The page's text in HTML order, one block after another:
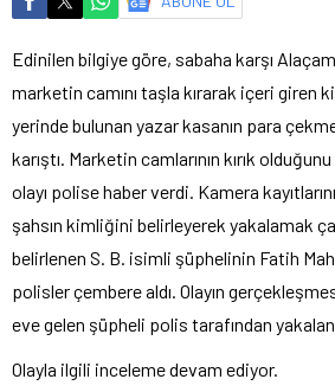
Edinilen bilgiye göre, sabaha karşı
marketin camını taşla kırarak içeri giren
yerinde bulunan yazar kasanın para
karıştı. Marketin camlarının kırık
olayı polise haber verdi. Kamera
şahsın kimliğini belirleyerek yakalamak
belirlenen S. B. isimli şüphelinin Fatih
polisler çembere aldı. Olayın
eve gelen şüpheli polis tarafından
Olayla ilgili inceleme devam ediyor.